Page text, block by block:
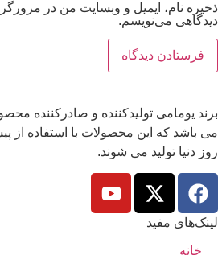
ذخیره نام، ایمیل و وبسایت من در
دیدگاهی می‌نویسم.
برند یومامی تولیدکننده و صادرکننده
می باشد که این محصولات با استفاده از
روز دنیا تولید می شوند.
لینک‌های مفید
خانه